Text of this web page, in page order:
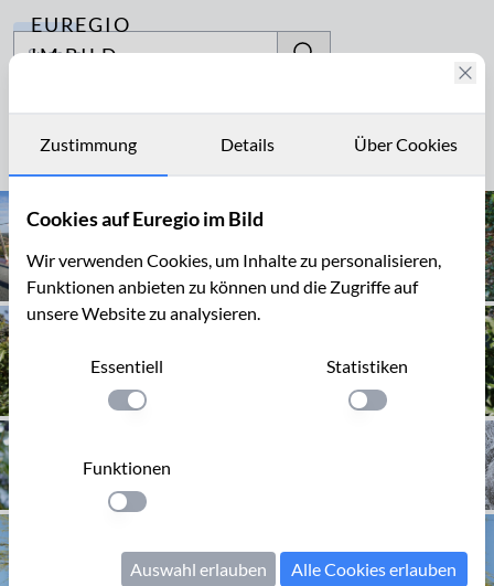
EUREGIO
IM BILD
Archiv
Kontakt
Archiv
Zustimmung Details Über Cookies
Cookies auf Euregio im Bild
Wir verwenden Cookies, um Inhalte zu personalisieren,
Funktionen anbieten zu können und die Zugriffe auf
unsere Website zu analysieren.
Essentiell
Einstellung anwenden
Statistiken
Einstellung
Funktionen
Einstellung anwenden
Auswahl erlauben Alle Cookies erlauben